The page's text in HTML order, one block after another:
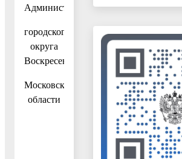
Администрация
городского
округа
Воскресенск
Московской
области